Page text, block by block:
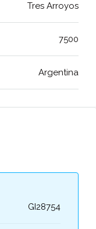
Tres Arroyos
7500
Argentina
GI28754